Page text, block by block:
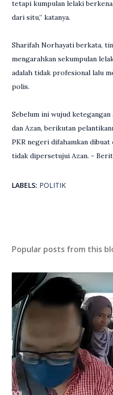
tetapi kumpulan lelaki
dari situ,” katanya.
Sharifah Norhayati berkata,
mengarahkan sekumpulan
adalah tidak profesional lalu
polis.
Sebelum ini wujud
dan Azan, berikutan
PKR negeri difahamkan dibuat
tidak dipersetujui Azan. -
LABELS: POLITIK
Popular posts from this